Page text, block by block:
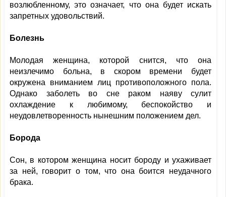
возлюбленному, это означает, что она будет искать
запретных удовольствий.
Болезнь
Молодая женщина, которой снится, что она
неизлечимо больна, в скором времени будет
окружена вниманием лиц противоположного пола.
Однако заболеть во сне раком наяву сулит
охлаждение к любимому, беспокойство и
неудовлетворенность нынешним положением дел.
Борода
Сон, в котором женщина носит бороду и ухаживает
за ней, говорит о том, что она боится неудачного
брака.